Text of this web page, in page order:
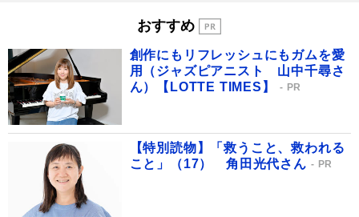
おすすめ
創作にもリフレッシュにもガムを愛
用（ジャズピアニスト 山中千尋さ
ん）【LOTTE TIMES】
PR
【特別読物】「救うこと、救われる
こと」（17） 角田光代さん
PR